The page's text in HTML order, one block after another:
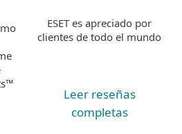
ESET es apreciado por
clientes de todo el mundo
Leer reseñas
completas